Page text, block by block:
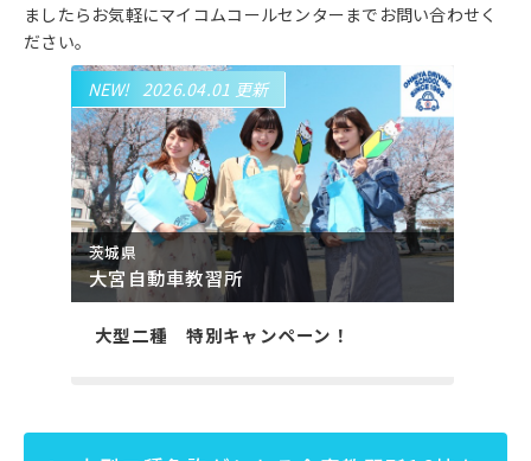
ましたらお気軽にマイコムコールセンターまでお問い合わせく
ださい。
NEW! 2026.04.01 更新
茨城県
大宮自動車教習所
大型二種 特別キャンペーン！